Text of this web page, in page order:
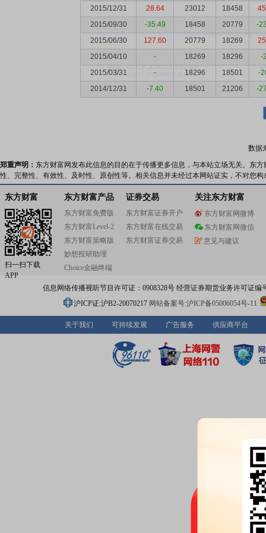
2015/12/31
28.64 23012 18458
2015/09/30
-35.49 18458 20779
-
2015/06/30
127.60 20779 18269
2015/04/10
- 18269 18296
-
2015/03/31
- 18296 18501
-
2014/12/31
-7.40 18501 21206 -
数据
郑重声明： 东方财富网发布此信息的目的在于传播更多信息，与本站立场无关。东
性、完整性、有效性、及时性、原创性等。相关信息并未经过本网站证实，不对您
东方财富
扫一扫下载
APP
东方财富产品
东方财富免费版
东方财富Level-2
东方财富策略版
妙想投研助理
Choice金融终端
证券交易
东方财富证券开户
东方财富在线交易
东方财富证券交易
关注东方财富
东方财富网微博
东方财富网微信
意见与建议
信息网络传播视听节目许可证：0908328号 经营证券期货业务许可证编
沪ICP证:沪B2-20070217 网站备案号:沪ICP备05006054号-11
关于我们 可持续发展 广告服务 供应商平台